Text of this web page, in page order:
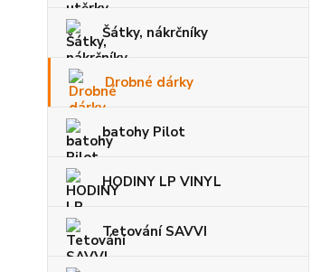
Šátky, nákrčníky
Drobné dárky
batohy Pilot
HODINY LP VINYL
Tetování SAVVI